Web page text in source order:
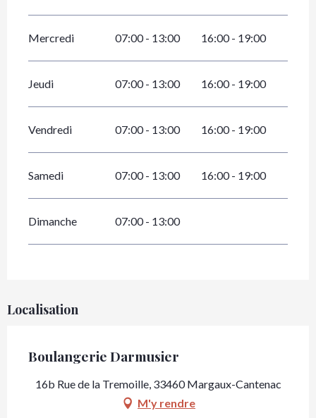
Mercredi 07:00 - 13:00 16:00 - 19:00
Jeudi 07:00 - 13:00 16:00 - 19:00
Vendredi 07:00 - 13:00 16:00 - 19:00
Samedi 07:00 - 13:00 16:00 - 19:00
Dimanche 07:00 - 13:00
Localisation
Boulangerie Darmusier
16b Rue de la Tremoille, 33460 Margaux-Cantenac
M'y rendre